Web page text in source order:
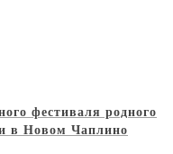
фестиваля родного
в Новом Чаплино